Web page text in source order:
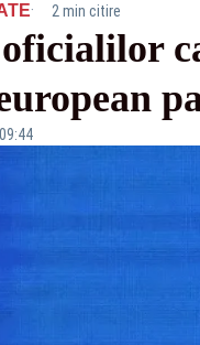
· 2 min citire